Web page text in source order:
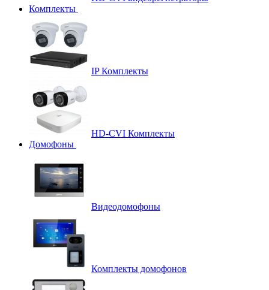
Комплекты
IP Комплекты
HD-CVI Комплекты
Домофоны
Видеодомофоны
Комплекты домофонов